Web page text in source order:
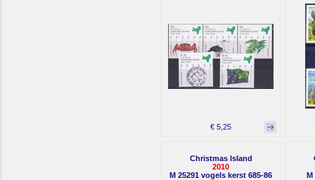
€ 5,25
Christmas Island
2010
M 25291 vogels kerst 685-86
M